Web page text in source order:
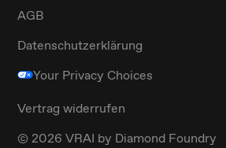
AGB
Datenschutzerklärung
Your Privacy Choices
Vertrag widerrufen
© 2026 VRAI by Diamond Foundry